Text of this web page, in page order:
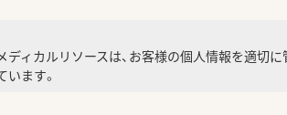
ディカルリソースは、お客様の個人情報を適切
ます。